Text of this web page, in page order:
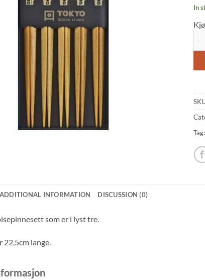
In
Tag:
ADDITIONAL INFORMATION DISCUSSION (0)
som er i lyst tre.
22,5cm lange.